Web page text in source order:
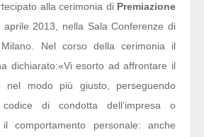
alla cerimonia di Premiazione
2013, nella Sala Conferenze di
Nel corso della cerimonia il
dichiarato:«Vi esorto ad affrontare il
nel modo più giusto, perseguendo
di condotta dell’impresa o
comportamento personale: anche